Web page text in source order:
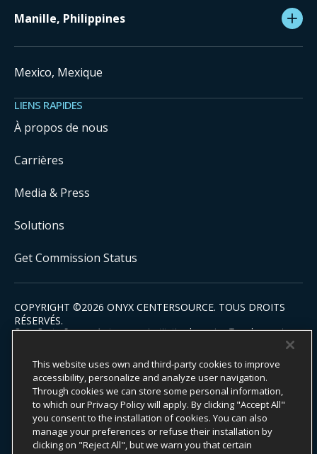
Manille, Philippines
Mexico, Mexique
LIENS RAPIDES
À propos de nous
Carrières
Media & Press
Solutions
Get Commission Status
COPYRIGHT ©2026 ONYX CENTERSOURCE. TOUS DROITS
RÉSERVÉS.
Onyx CenterSource n’est pas une institution bancaire. Tous les services
Engagement ESG
Politique de confidentialité
Mentions légales
Conditions générales
This website uses own and third-party cookies to improve
accessibility, personalize and analyze user navigation.
Through cookies we can store some personal information,
to which our Privacy Policy will apply. By clicking "Accept All"
you consent to the installation of cookies. You can also
manage your preferences or refuse their installation by
clicking on "Reject All", but we warn you that certain